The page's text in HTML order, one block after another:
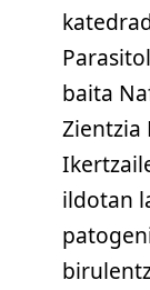
baita
Zientzia
ildotan